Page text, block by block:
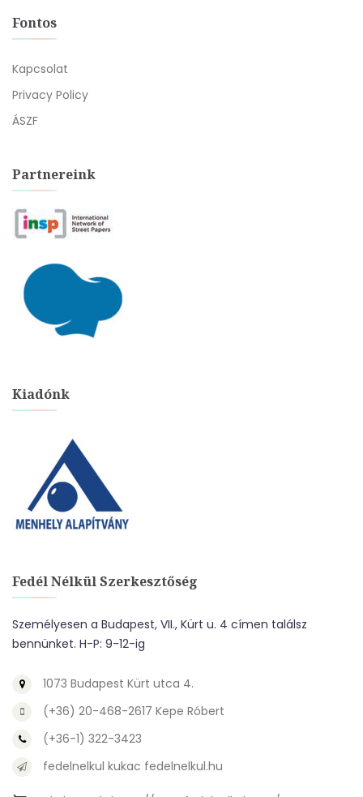
Fontos
Kapcsolat
Privacy Policy
ÁSZF
Partnereink
Kiadónk
Fedél Nélkül Szerkesztőség
Személyesen a Budapest, VII., Kürt u. 4 címen találsz
bennünket. H-P: 9-12-ig
1073 Budapest Kürt utca 4.
(+36) 20-468-2617 Kepe Róbert
(+36-1) 322-3423
fedelnelkul kukac fedelnelkul.hu